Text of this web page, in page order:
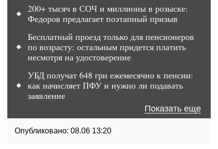
200+ тысяч в СОЧ и миллионы в розыске:
Федоров предлагает поэтапный призыв
Бесплатный проезд только для пенсионеров
по возрасту: остальным придется платить
несмотря на удостоверение
УБД получат 648 грн ежемесячно к пенсии:
как начисляет ПФУ и нужно ли подавать
заявление
Показать еще
Опубликовано: 08.06 13:20